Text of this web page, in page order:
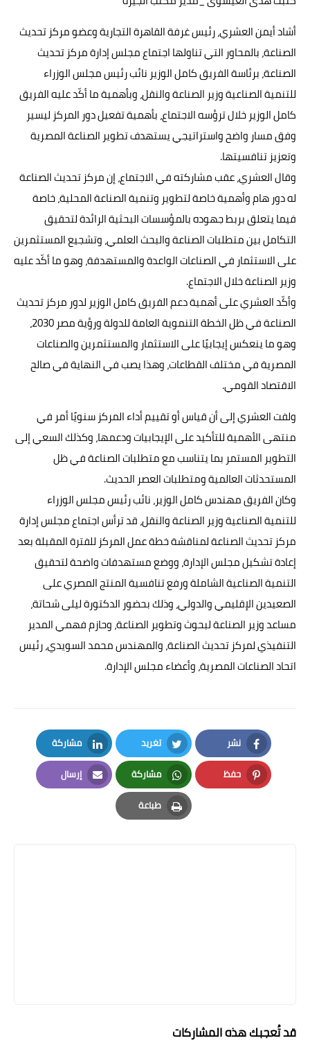
خدمات
الصحه والجمال
فن المطبخ
مقالات
أشاد أيمن العشري، رئيس غرفة القاهرة التجارية وعضو مركز تحديث
الصناعة، بالمحاور التي تناولها اجتماع مجلس إدارة مركز تحديث
الصناعة، برئاسة الفريق كامل الوزير نائب رئيس مجلس الوزراء
للتنمية الصناعية وزير الصناعة والنقل، وبأهمية ما أكّد عليه الفريق
كامل الوزير خلال ترؤسه الاجتماع، بأهمية تفعيل دور المركز ليسير
وفق مسار واضح واستراتيجي يستهدف تطوير الصناعة المصرية
وتعزيز تنافسيتها.
وقال العشري، عقب مشاركته في الاجتماع، إن مركز تحديث الصناعة
له دور هام وأهمية خاصة لتطوير وتنمية الصناعة المحلية، خاصة
فيما يتعلق بربط جهوده بالمؤسسات البحثية الرائدة لتحقيق
التكامل بين متطلبات الصناعة والبحث العلمي، وتشجيع المستثمرين
على الاستثمار في الصناعات الواعدة والمستهدفة، وهو ما أكّد عليه
وزير الصناعة خلال الاجتماع.
وأكّد العشري على أهمية دعم الفريق كامل الوزير لدور مركز تحديث
الصناعة في ظل الخطة التنموية العامة للدولة ورؤية مصر 2030،
وهو ما ينعكس إيجابيًا على الاستثمار والمستثمرين والصناعات
المصرية في مختلف القطاعات، وهذا يصب في النهاية في صالح
الاقتصاد القومي.
ولفت العشري إلى أن قياس أو تقييم أداء المركز سنويًا أمر في
منتهى الأهمية للتأكيد على الإيجابيات ودعمها، وكذلك السعي إلى
التطوير المستمر بما يتناسب مع متطلبات الصناعة في ظل
المستحدثات العالمية ومتطلبات العصر الحديث.
وكان الفريق مهندس كامل الوزير، نائب رئيس مجلس الوزراء
للتنمية الصناعية وزير الصناعة والنقل، قد ترأس اجتماع مجلس إدارة
مركز تحديث الصناعة لمناقشة خطة عمل المركز للفترة المقبلة بعد
إعادة تشكيل مجلس الإدارة، ووضع مستهدفات واضحة لتحقيق
التنمية الصناعية الشاملة ورفع تنافسية المنتج المصري على
الصعيدين الإقليمي والدولي، وذلك بحضور الدكتورة ليلى شحاتة،
مساعد وزير الصناعة لبحوث وتطوير الصناعة، وحازم فهمي المدير
التنفيذي لمركز تحديث الصناعة، والمهندس محمد السويدي، رئيس
اتحاد الصناعات المصرية، وأعضاء مجلس الإدارة.
نشر
Facebook
تغريد
Twitter
مشاركة
LinkedIn
حفظ
Pinterest
مشاركة
Whatsapp
إرسال
Email
طباعة
Print
قد تُعجبك هذه المشاركات